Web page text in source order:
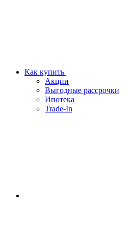
Как купить
Акции
Выгодные рассрочки
Ипотека
Trade-In